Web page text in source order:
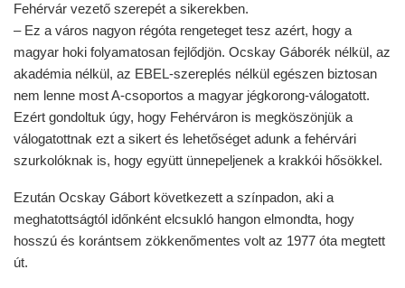
Fehérvár vezető szerepét a sikerekben.
– Ez a város nagyon régóta rengeteget tesz azért, hogy a
magyar hoki folyamatosan fejlődjön. Ocskay Gáborék nélkül, az
akadémia nélkül, az EBEL-szereplés nélkül egészen biztosan
nem lenne most A-csoportos a magyar jégkorong-válogatott.
Ezért gondoltuk úgy, hogy Fehérváron is megköszönjük a
válogatottnak ezt a sikert és lehetőséget adunk a fehérvári
szurkolóknak is, hogy együtt ünnepeljenek a krakkói hősökkel.
Ezután Ocskay Gábort következett a színpadon, aki a
meghatottságtól időnként elcsukló hangon elmondta, hogy
hosszú és korántsem zökkenőmentes volt az 1977 óta megtett
út.